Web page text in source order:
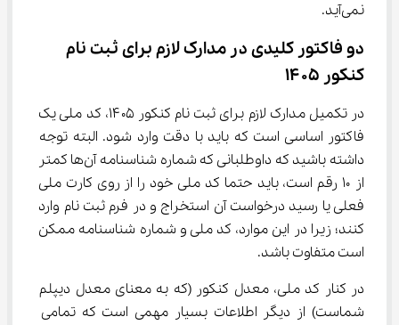
نمی‌آید.
دو فاکتور کلیدی در مدارک لازم برای ثبت نام
کنکور ۱۴۰۵
در تکمیل مدارک لازم برای ثبت نام کنکور ۱۴۰۵، کد ملی یک
فاکتور اساسی است که باید با دقت وارد شود. البته توجه
داشته باشید که داوطلبانی که شماره شناسنامه آن‌ها کمتر
از ۱۰ رقم است، باید حتما کد ملی خود را از روی کارت ملی
فعلی یا رسید درخواست آن استخراج و در فرم ثبت نام وارد
کنند؛ زیرا در این موارد، کد ملی و شماره شناسنامه ممکن
است متفاوت باشد.
در کنار کد ملی، معدل کنکور (که به معنای معدل دیپلم
شماست) از دیگر اطلاعات بسیار مهمی است که تمامی